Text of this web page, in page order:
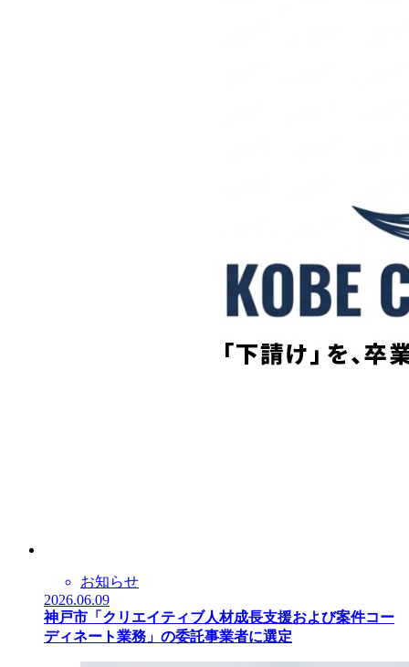
お知らせ
2026.06.09
神戸市「クリエイティブ人材成長支援および案件コー
ディネート業務」の委託事業者に選定